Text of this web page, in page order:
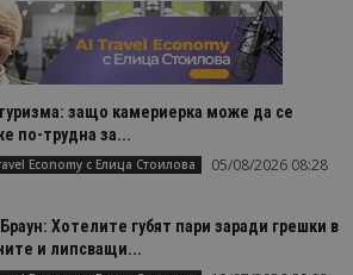
защо камериерка може да се
по-трудна за...
Economy с Елица Стоилова 05/08/2026 08:28
Хотелите губят пари заради грешки в
и липсващи...